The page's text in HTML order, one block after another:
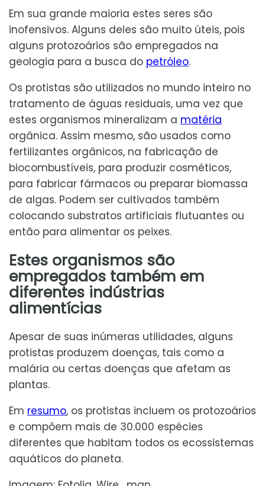
Em sua grande maioria estes seres são
inofensivos. Alguns deles são muito úteis, pois
alguns protozoários são empregados na
geologia para a busca do petróleo.
Os protistas são utilizados no mundo inteiro no
tratamento de águas residuais, uma vez que
estes organismos mineralizam a matéria
orgânica. Assim mesmo, são usados como
fertilizantes orgânicos, na fabricação de
biocombustíveis, para produzir cosméticos,
para fabricar fármacos ou preparar biomassa
de algas. Podem ser cultivados também
colocando substratos artificiais flutuantes ou
então para alimentar os peixes.
Estes organismos são
empregados também em
diferentes indústrias
alimentícias
Apesar de suas inúmeras utilidades, alguns
protistas produzem doenças, tais como a
malária ou certas doenças que afetam as
plantas.
Em resumo, os protistas incluem os protozoários
e compõem mais de 30.000 espécies
diferentes que habitam todos os ecossistemas
aquáticos do planeta.